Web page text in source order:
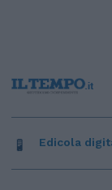
Edicola